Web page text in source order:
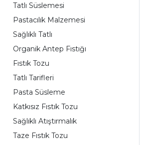
Tatlı Süslemesi
Pastacılık Malzemesi
Sağlıklı Tatlı
Organik Antep Fıstığı
Fıstık Tozu
Tatlı Tarifleri
Pasta Süsleme
Katkısız Fıstık Tozu
Sağlıklı Atıştırmalık
Taze Fıstık Tozu